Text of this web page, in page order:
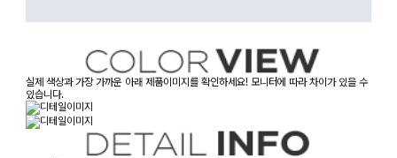
실제 색상과 가장 가까운 아래 제품이미지를 확인하세요! 모니터에 따라 차이가 있을 수
있습니다.